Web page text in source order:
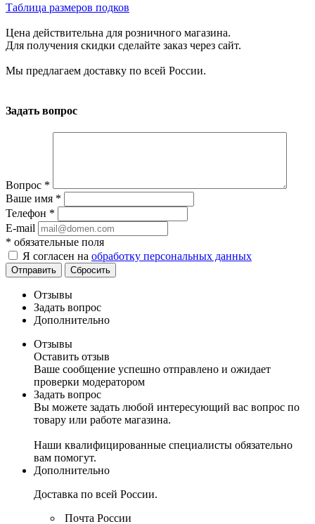
Таблица размеров подков
Цена действительна для розничного магазина.
Для получения скидки сделайте заказ через сайт.
Мы предлагаем доставку по всей России.
Задать вопрос
Вопрос *
Ваше имя *
Телефон *
E-mail
* обязательные поля
Я согласен на обработку персональных данных
Отправить Сбросить
Отзывы
Задать вопрос
Дополнительно
Отзывы
Оставить отзыв
Ваше сообщение успешно отправлено и ожидает
проверки модератором
Задать вопрос
Вы можете задать любой интересующий вас вопрос по
товару или работе магазина.
Наши квалифицированные специалисты обязательно
вам помогут.
Дополнительно
Доставка по всей России.
Почта России